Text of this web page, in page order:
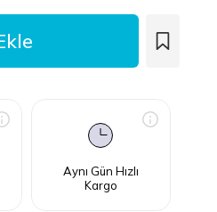
Aynı Gün Hızlı
Kargo